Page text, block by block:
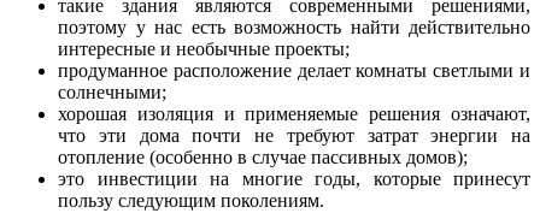
такие здания являются современными решениями,
поэтому у нас есть возможность найти действительно
интересные и необычные проекты;
продуманное расположение делает комнаты светлыми и
солнечными;
хорошая изоляция и применяемые решения означают,
что эти дома почти не требуют затрат энергии на
отопление (особенно в случае пассивных домов);
это инвестиции на многие годы, которые принесут
пользу следующим поколениям.